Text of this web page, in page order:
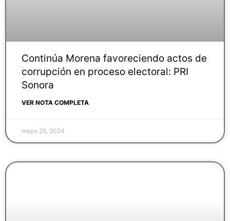
Continúa Morena favoreciendo actos de
corrupción en proceso electoral: PRI
Sonora
VER NOTA COMPLETA
mayo 25, 2024